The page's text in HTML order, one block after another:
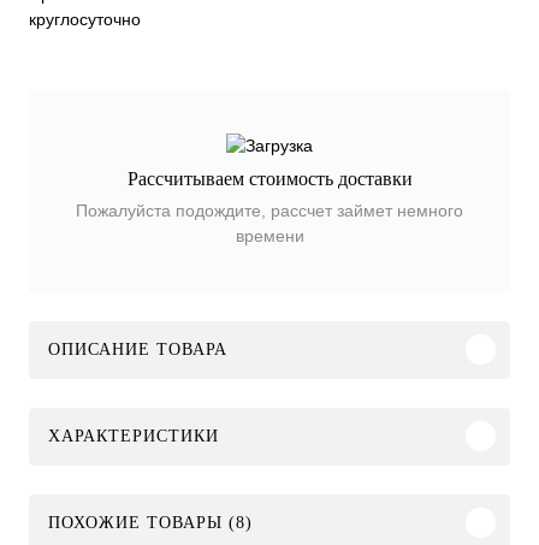
круглосуточно
Рассчитываем стоимость доставки
Пожалуйста подождите, рассчет займет немного
времени
ОПИСАНИЕ ТОВАРА
ХАРАКТЕРИСТИКИ
ПОХОЖИЕ ТОВАРЫ (8)